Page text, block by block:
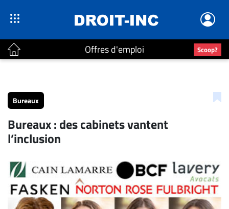
Offres d'emploi Scoop?
Accueil
Continu
Nominations
Conseillers
Juridiques
Campus
Bureaux
Bureaux : des cabinets vantent
l’inclusion